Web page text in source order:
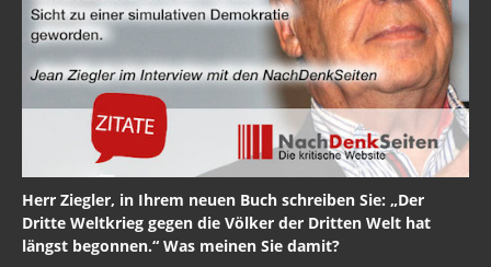
Herr Ziegler, in Ihrem neuen Buch schreiben Sie: „Der
Dritte Weltkrieg gegen die Völker der Dritten Welt hat
längst begonnen.“ Was meinen Sie damit?